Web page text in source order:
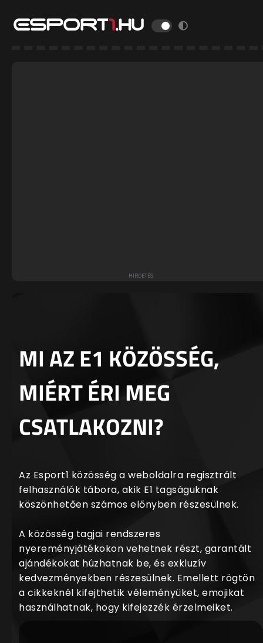
MI AZ E1 KÖZÖSSÉG,
MIÉRT ÉRI MEG
CSATLAKOZNI?
Az Esport1 közösség a weboldalra regisztrált
felhasználók tábora, akik E1 tagságuknak
köszönhetően számos előnyben részesülnek.
A közösség tagjai rendszeres
nyereményjátékokon vehetnek részt, garantált
ajándékokat húzhatnak be, és exkluzív
kedvezményekben részesülnek. Emellett rögtön
a cikkeknél kifejthetik véleményüket, emojikat
használhatnak, hogy kifejezzék érzelmeiket.